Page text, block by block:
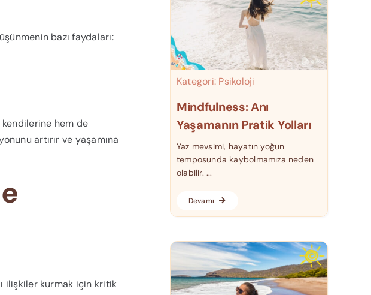
bazı faydaları:
hem de
artırır ve yaşamına
ilişkiler kurmak için kritik
Kategori: Psikoloji
Mindfulness: Anı
Yaşamanın Pratik Yolları
Yaz mevsimi, hayatın yoğun
temposunda kaybolmamıza neden
olabilir. ...
Devamı